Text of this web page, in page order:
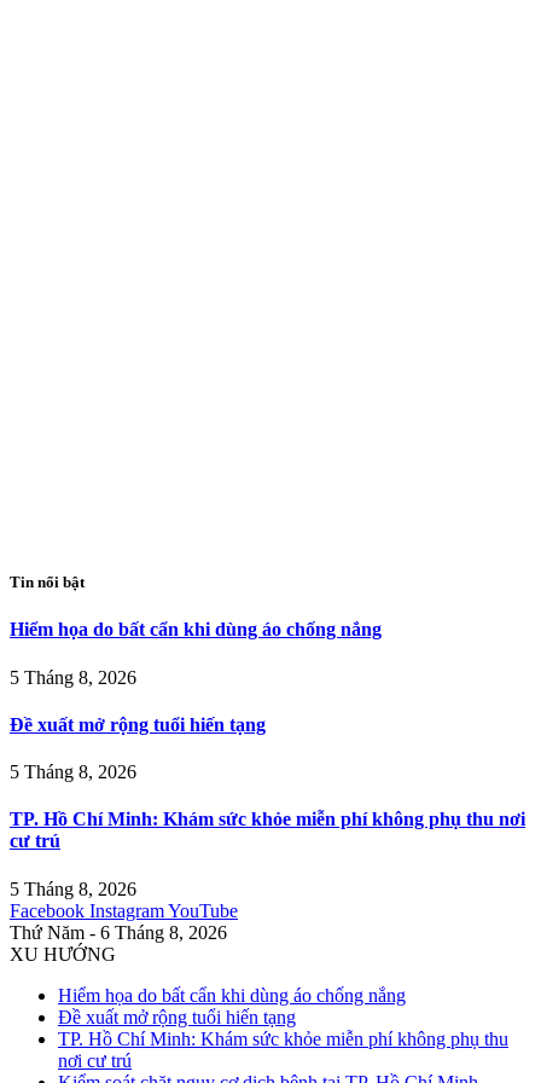
Tin nổi bật
Hiểm họa do bất cẩn khi dùng áo chống nắng
5 Tháng 8, 2026
Đề xuất mở rộng tuổi hiến tạng
5 Tháng 8, 2026
TP. Hồ Chí Minh: Khám sức khỏe miễn phí không phụ thu nơi
cư trú
5 Tháng 8, 2026
Facebook InstagramYouTube
Thứ Năm - 6 Tháng 8, 2026
XU HƯỚNG
Hiểm họa do bất cẩn khi dùng áo chống nắng
Đề xuất mở rộng tuổi hiến tạng
TP. Hồ Chí Minh: Khám sức khỏe miễn phí không phụ thu
nơi cư trú